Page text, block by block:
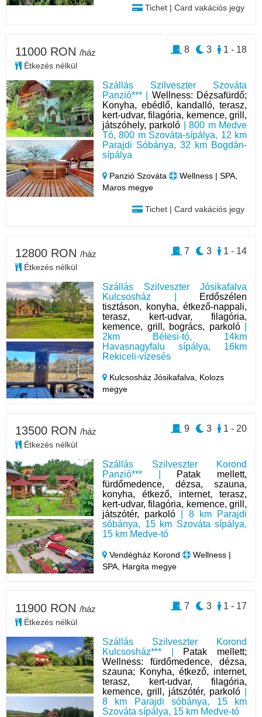
Tichet | Card vakációs jegy
Szállás Szilveszter Szováta
Panzió*** | Wellness: Dézsafürdő;
Konyha, ebédlő, kandalló, terasz,
kert-udvar, filagória, kemence, grill,
játszóhely, parkoló | 800 m Medve
Tó, 800 m Szováta-sípálya, 12 km
Parajdi Sóbánya, 32 km Bogdán-
sípálya
Panzió Szováta
Wellness | SPA,
Maros megye
Tichet | Card vakációs jegy
11000 RON /ház
Étkezés nélkül
1 - 18
3
8
Szállás Szilveszter Jósikafalva
Kulcsosház |
Erdőszélen
tisztáson, konyha, étkező-nappali,
terasz, kert-udvar, filagória,
kemence, grill, bogrács, parkoló|
2km Bélesi-tó, 14km
Havasnagyfalu sípálya, 16km
Rekiceli-vízesés
Kulcsosház Jósikafalva, Kolozs
megye
12800 RON /ház
Étkezés nélkül
1 - 14
3
7
Szállás Szilveszter Korond
Panzió*** | Patak mellett,
fürdőmedence, dézsa, szauna,
konyha, étkező, internet, terasz,
kert-udvar, filagória, kemence, grill,
játszótér, parkoló | 8 km Parajdi
sóbánya, 15 km Szováta sípálya,
15 km Medve-tó
Vendégház Korond
Wellness |
SPA, Hargita megye
13500 RON /ház
Étkezés nélkül
1 - 20
3
9
Szállás Szilveszter Korond
Kulcsosház*** | Patak mellett;
Wellness: fürdőmedence, dézsa,
szauna; Konyha, étkező, internet,
terasz, kert-udvar, filagória,
kemence, grill, játszótér, parkoló
8 km Parajdi sóbánya, 15 km
Szováta sípálya, 15 km Medve-tó
11900 RON /ház
Étkezés nélkül
1 - 17
3
7